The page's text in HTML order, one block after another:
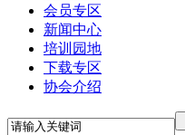
会员专区
新闻中心
培训园地
下载专区
协会介绍